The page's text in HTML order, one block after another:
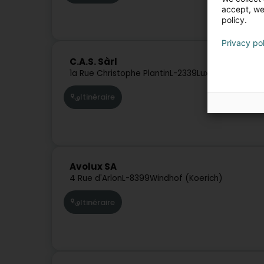
C.A.S. Sàrl
1a Rue Christophe PlantinL-2339Luxembourg
Itinéraire
Avolux SA
4 Rue d'ArlonL-8399Windhof (Koerich)
Itinéraire
accept,
policy.
Privacy